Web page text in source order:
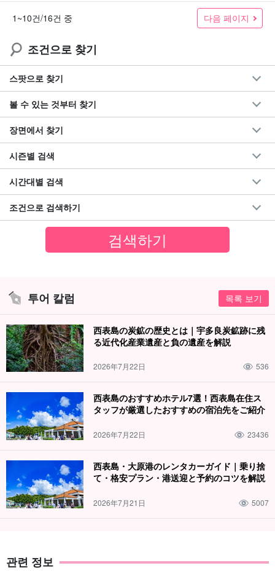
1~10건/16건 중 다음 페이지
조건으로 찾기
스팟으로 찾기
볼 수 있는 것부터 찾기
장면에서 찾기
시즌별 검색
시간대별 검색
조건으로 검색하기
투어 칼럼 목록 보기
西表島の炭鉱の歴史とは｜宇多良炭鉱跡に残
る近代化産業遺産と負の遺産を解説
2026年7月22日 536
西表島のおすすめホテル7選！西表島在住ス
タッフが厳選したおすすめの宿泊先をご紹介
2026年7月22日 23436
西表島・大原港のレンタカーガイド｜乗り捨
て・格安プラン・港送迎と予約のコツを解説
2026年7月21日 5007
관련 정보